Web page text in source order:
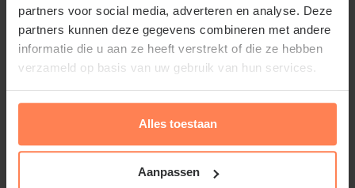
partners voor social media, adverteren en analyse. Deze
partners kunnen deze gegevens combineren met andere
informatie die u aan ze heeft verstrekt of die ze hebben
verzameld op basis van uw gebruik van hun services.
Alles toestaan
Aanpassen
verkleurt naar vlammend rood. De Japanse esdoorn
geeft uw tuin een Oosters tintje. Hij heeft een brede,
paddenstoelachtige groeivorm; niet zozeer in de
hoogte maar meer in de breedte. Acer palmatum
‘Garnet' is daarom, behalve in combinatie met
andere struiken en vaste planten in de volle grond in
een kleine tuin, ook geschikt als potplant op het
balkon of terras en zelfs als bonsaiboompje.